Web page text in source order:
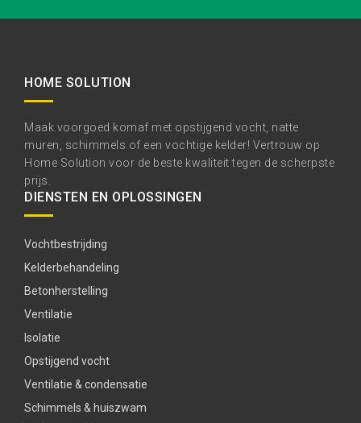
HOME SOLUTION
Maak voorgoed komaf met opstijgend vocht, natte
muren, schimmels of een vochtige kelder! Vertrouw op
Home Solution voor de beste kwaliteit tegen de scherpste
prijs.
DIENSTEN EN OPLOSSINGEN
Vochtbestrijding
Kelderbehandeling
Betonherstelling
Ventilatie
Isolatie
Opstijgend vocht
Ventilatie & condensatie
Schimmels & huiszwam